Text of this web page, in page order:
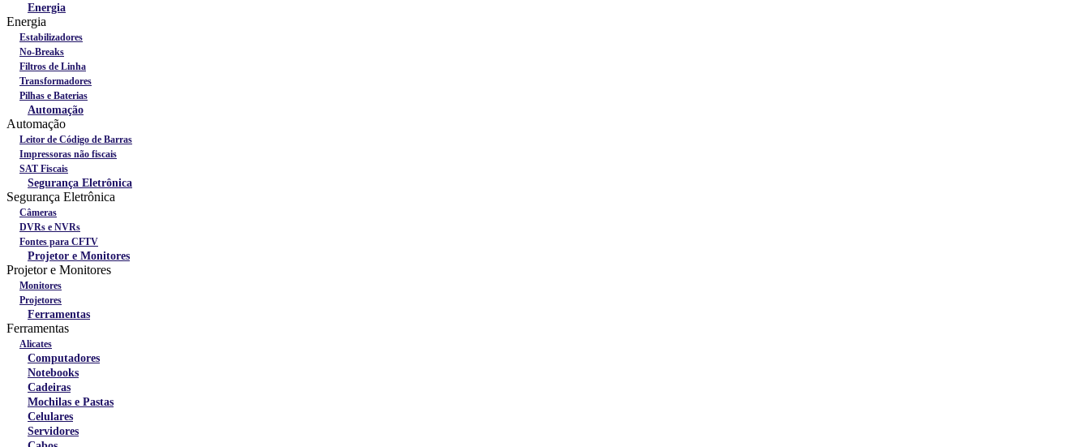
Energia
Energia
Estabilizadores
No-Breaks
Filtros de Linha
Transformadores
Pilhas e Baterias
Automação
Automação
Leitor de Código de Barras
Impressoras não fiscais
SAT Fiscais
Segurança Eletrônica
Segurança Eletrônica
Câmeras
DVRs e NVRs
Fontes para CFTV
Projetor e Monitores
Projetor e Monitores
Monitores
Projetores
Ferramentas
Ferramentas
Alicates
Computadores
Notebooks
Cadeiras
Mochilas e Pastas
Celulares
Servidores